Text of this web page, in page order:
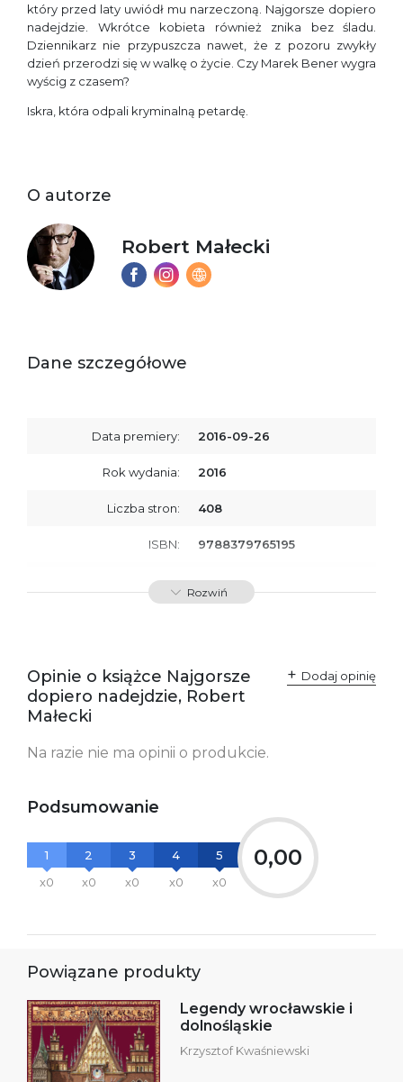
który przed laty uwiódł mu narzeczoną. Najgorsze dopiero
nadejdzie. Wkrótce kobieta również znika bez śladu.
Dziennikarz nie przypuszcza nawet, że z pozoru zwykły
dzień przerodzi się w walkę o życie. Czy Marek Bener wygra
wyścig z czasem?
Iskra, która odpali kryminalną petardę.
O autorze
Robert Małecki
Dane szczegółowe
Data premiery: 2016-09-26
Rok wydania: 2016
Liczba stron: 408
ISBN: 9788379765195
SKU: E200204
Polska
kontakt@wydajenamsie.pl
+48 61 623 38 38
informacje dotyczące
Rozwiń
Opinie o książce Najgorsze
dopiero nadejdzie, Robert
Małecki
Dodaj opinię
Na razie nie ma opinii o produkcie.
Podsumowanie
1
x0
2
x0
3
x0
4
x0
5
x0
0,00
Powiązane produkty
Legendy wrocławskie i
dolnośląskie
Krzysztof Kwaśniewski